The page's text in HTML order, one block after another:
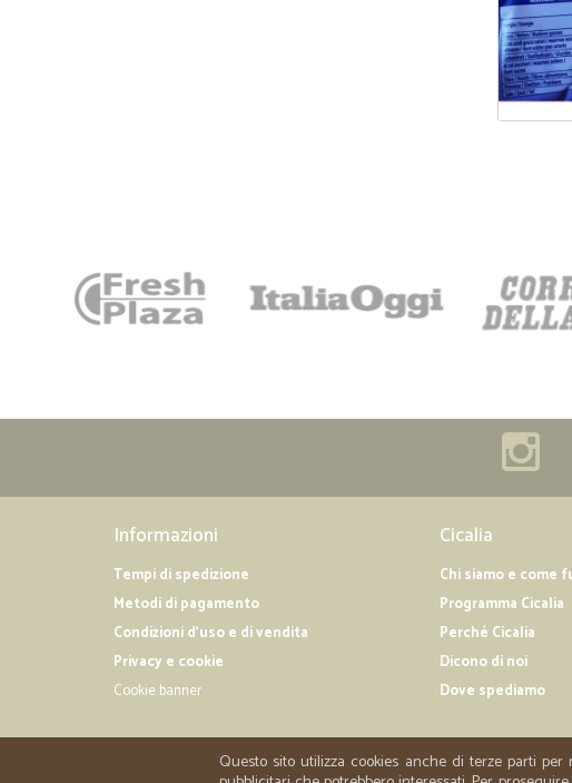
Informazioni
Tempi di spedizione
Metodi di pagamento
Condizioni d'uso e di vendita
Privacy e cookie
Cookie banner
Cicalia
Chi siamo e come
Programma Cicalia
Perché Cicalia
Dicono di noi
Dove spediamo
Questo sito utilizza cookies anche di terze parti